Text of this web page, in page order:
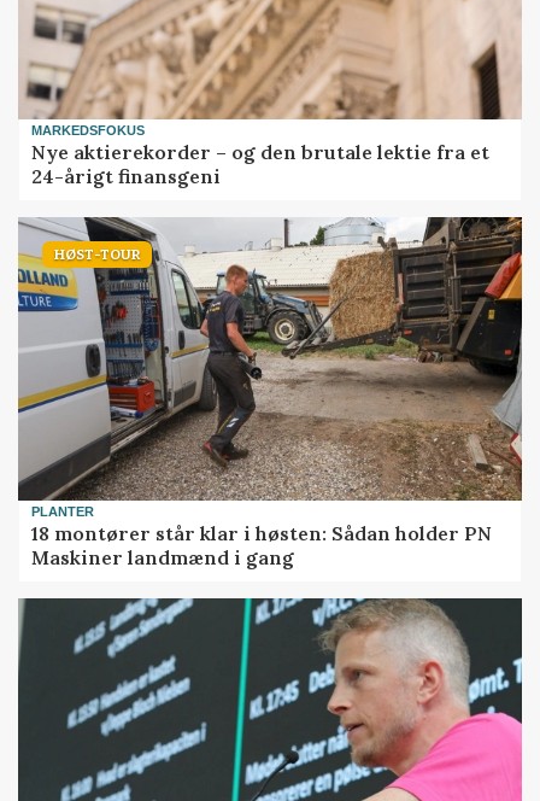
MARKEDSFOKUS
Nye aktierekorder – og den brutale lektie fra et
24-årigt finansgeni
HØST-TOUR
PLANTER
18 montører står klar i høsten: Sådan holder PN
Maskiner landmænd i gang